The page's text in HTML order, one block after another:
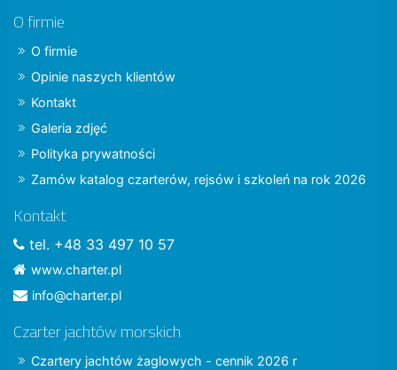
O firmie
O firmie
Opinie naszych klientów
Kontakt
Galeria zdjęć
Polityka prywatności
Zamów katalog czarterów, rejsów i szkoleń na rok 2026
Kontakt
tel. +48 33 497 10 57
www.charter.pl
info@charter.pl
Czarter jachtów morskich
Czartery jachtów żaglowych - cennik 2026 r